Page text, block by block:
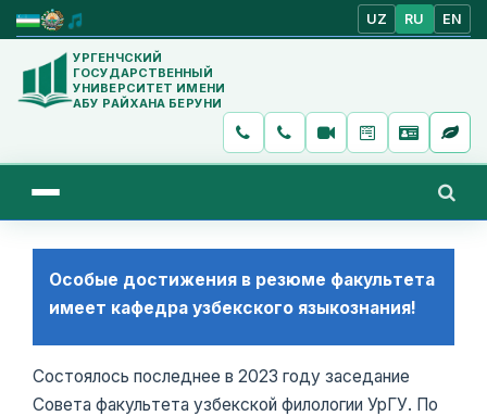
UZ RU EN
УРГЕНЧСКИЙ
ГОСУДАРСТВЕННЫЙ
УНИВЕРСИТЕТ ИМЕНИ
АБУ РАЙХАНА БЕРУНИ
Особые достижения в резюме факультета
имеет кафедра узбекского языкознания!
Состоялось последнее в 2023 году заседание
Совета факультета узбекской филологии УрГУ. По